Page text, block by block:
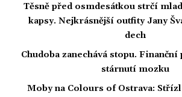
Těsně před osmdesátkou strčí
kapsy. Nejkrásnější outfity Jany
dech
Chudoba zanechává stopu.
stárnutí mozku
Moby na Colours of Ostrava: